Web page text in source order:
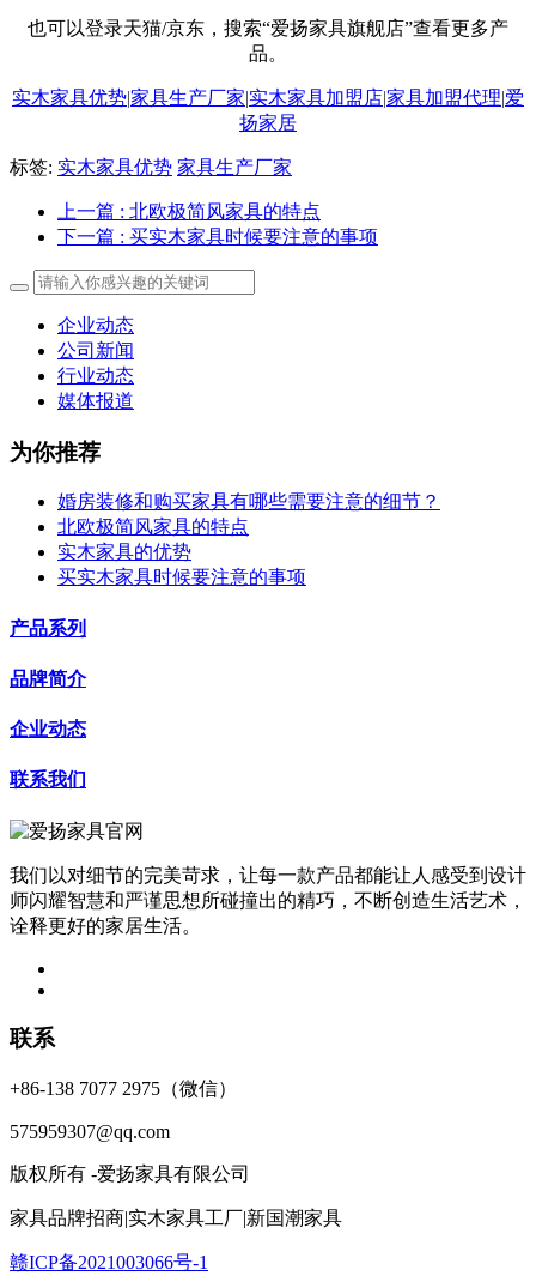
也可以登录天猫/京东，搜索“爱扬家具旗舰店”查看更多产
品。
实木家具优势|家具生产厂家|实木家具加盟店|家具加盟代理|爱
扬家居
标签: 实木家具优势 家具生产厂家
上一篇 : 北欧极简风家具的特点
下一篇 : 买实木家具时候要注意的事项
企业动态
公司新闻
行业动态
媒体报道
为你推荐
婚房装修和购买家具有哪些需要注意的细节？
北欧极简风家具的特点
实木家具的优势
买实木家具时候要注意的事项
产品系列
品牌简介
企业动态
联系我们
我们以对细节的完美苛求，让每一款产品都能让人感受到设计
师闪耀智慧和严谨思想所碰撞出的精巧，不断创造生活艺术，
诠释更好的家居生活。
联系
+86-138 7077 2975（微信）
575959307@qq.com
版权所有 -爱扬家具有限公司
家具品牌招商|实木家具工厂|新国潮家具
赣ICP备2021003066号-1